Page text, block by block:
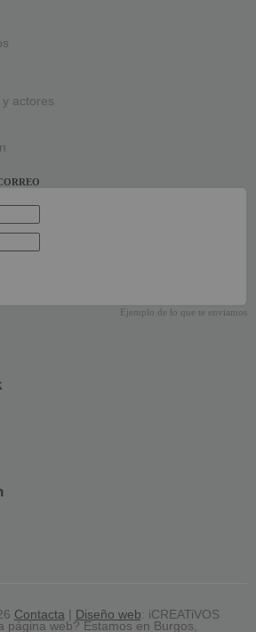
actores
Ejemplo de lo que te enviamos
Contacta| Diseño web: iCREATiVOS
página web? Estamos en Burgos,